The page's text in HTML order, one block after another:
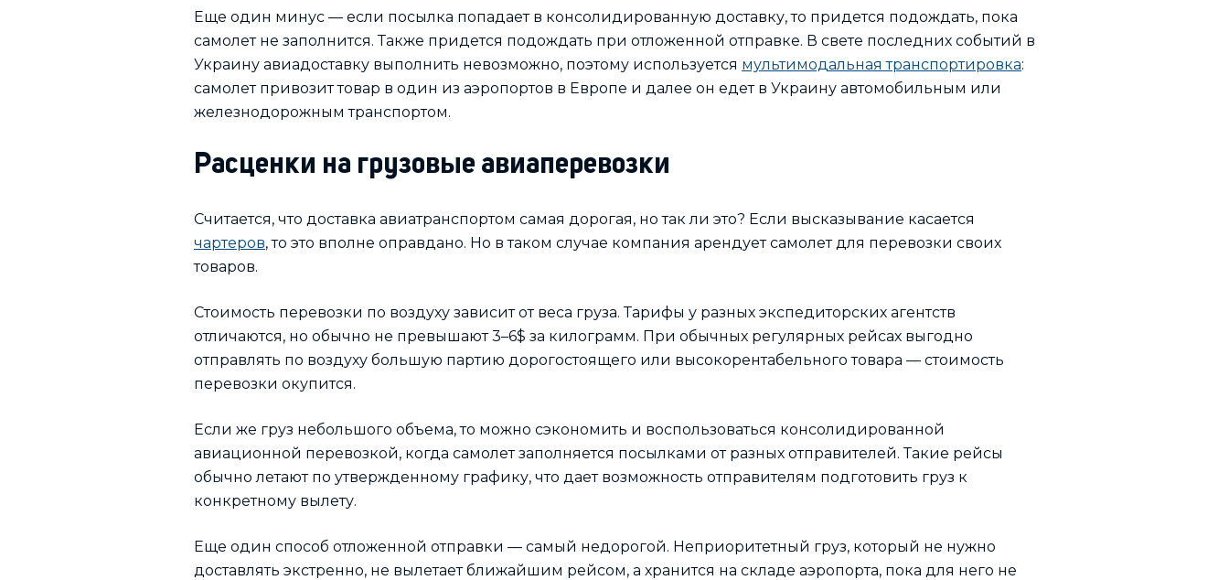
Еще один минус — если посылка попадает в консолидированную доставку, то придется подождать, пока
самолет не заполнится. Также придется подождать при отложенной отправке. В свете последних событий в
Украину авиадоставку выполнить невозможно, поэтому используется мультимодальная транспортировка:
самолет привозит товар в один из аэропортов в Европе и далее он едет в Украину автомобильным или
железнодорожным транспортом.
Расценки на грузовые авиаперевозки
Считается, что доставка авиатранспортом самая дорогая, но так ли это? Если высказывание касается
чартеров, то это вполне оправдано. Но в таком случае компания арендует самолет для перевозки своих
товаров.
Стоимость перевозки по воздуху зависит от веса груза. Тарифы у разных экспедиторских агентств
отличаются, но обычно не превышают 3–6$ за килограмм. При обычных регулярных рейсах выгодно
отправлять по воздуху большую партию дорогостоящего или высокорентабельного товара — стоимость
перевозки окупится.
Если же груз небольшого объема, то можно сэкономить и воспользоваться консолидированной
авиационной перевозкой, когда самолет заполняется посылками от разных отправителей. Такие рейсы
обычно летают по утвержденному графику, что дает возможность отправителям подготовить груз к
конкретному вылету.
Еще один способ отложенной отправки — самый недорогой. Неприоритетный груз, который не нужно
доставлять экстренно, не вылетает ближайшим рейсом, а хранится на складе аэропорта, пока для него не